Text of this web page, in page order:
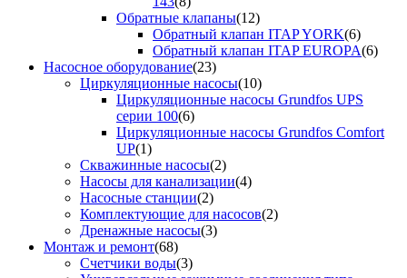
Обратные клапаны(12)
Обратный клапан ITAP YORK(6)
Обратный клапан ITAP EUROPA(6)
Насосное оборудование(23)
Циркуляционные насосы(10)
Циркуляционные насосы Grundfos UPS
серии 100(6)
Циркуляционные насосы Grundfos Comfort
UP(1)
Скважинные насосы(2)
Насосы для канализации(4)
Насосные станции(2)
Комплектующие для насосов(2)
Дренажные насосы(3)
Монтаж и ремонт(68)
Счетчики воды(3)